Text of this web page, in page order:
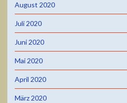
August 2020
Juli 2020
Juni 2020
Mai 2020
April 2020
März 2020